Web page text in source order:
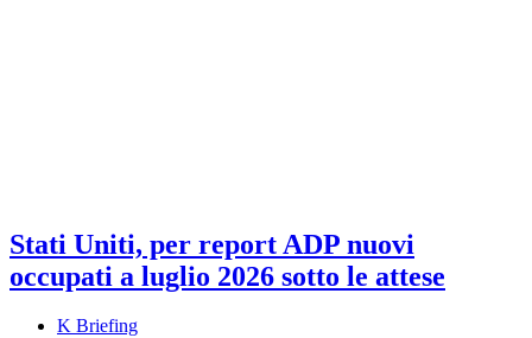
Stati Uniti, per report ADP nuovi
occupati a luglio 2026 sotto le attese
K Briefing